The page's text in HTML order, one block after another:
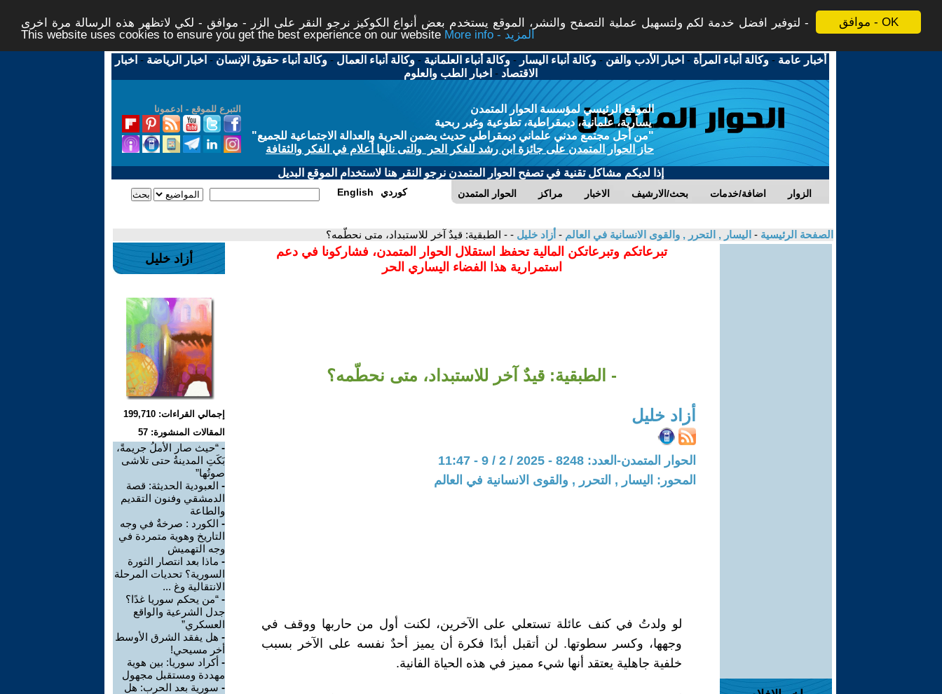
موافق - OK
لتوفير افضل خدمة لكم ولتسهيل عملية التصفح والنشر، الموقع يستخدم بعض أنواع الكوكيز نرجو النقر على الزر - موافق - لكي لاتظهر هذه الرسالة مرة اخرى -
This website uses cookies to ensure you get the best experience on our website
More info - المزيد
أخبار عامة -وكالة أنباء المرأة - اخبار الأدب والفن -وكالة أنباء اليسار -وكالة أنباء العلمانية -وكالة أنباء العمال -وكالة أنباء حقوق الإنسان - اخبار الرياضة - اخبار
الاقتصاد - اخبار الطب والعلوم
التبرع للموقع - ادعمونا
الموقع الرئيسي لمؤسسة الحوار المتمدن
يسارية، علمانية، ديمقراطية، تطوعية وغير ربحية
"من أجل مجتمع مدني علماني ديمقراطي حديث يضمن الحرية والعدالة الاجتماعية للجميع"
حاز الحوار المتمدن على جائزة ابن رشد للفكر الحر والتى نالها أعلام في الفكر والثقافة
إذا لديكم مشاكل تقنية في تصفح الحوار المتمدن نرجو النقر هنا لاستخدام الموقع البديل
الحوار المتمدن مراكز الاخبار بحث/الارشيف اضافة/خدمات الزوار English كوردي
الصفحة الرئيسية - اليسار , التحرر , والقوى الانسانية في العالم - أزاد خليل - - الطبقية: قيدٌ آخر للاستبداد، متى نحطّمه؟
تبرعاتكم وتبرعاتكن المالية تحفظ استقلال الحوار المتمدن، فشاركونا في دعم
استمرارية هذا الفضاء اليساري الحر
- الطبقية: قيدٌ آخر للاستبداد، متى نحطّمه؟
أزاد خليل
الحوار المتمدن-العدد: 8248 - 2025 / 2 / 9 - 11:47
المحور: اليسار , التحرر , والقوى الانسانية في العالم
لو ولدتُ في كنف عائلة تستعلي على الآخرين، لكنت أول من حاربها ووقف في
وجهها، وكسر سطوتها. لن أتقبل أبدًا فكرة أن يميز أحدٌ نفسه على الآخر بسبب
خلفية جاهلية يعتقد أنها شيء مميز في هذه الحياة الفانية.
أزاد خليل
إجمالي القراءات: 199,710
المقالات المنشورة: 57
- “حيث صار الأملُ جريمةً،
بَكَتِ المدينةُ حتى تلاشى
صوتُها”
- العبودية الحديثة: قصة
الدمشقي وفنون التقديم
والطاعة
- الكورد : صرخةٌ في وجه
التاريخ وهوية متمردة في
وجه التهميش
- ماذا بعد انتصار الثورة
السورية؟ تحديات المرحلة
الانتقالية وغ ...
- “من يحكم سوريا غدًا؟
جدل الشرعية والواقع
العسكري”
- هل يفقد الشرق الأوسط
أخر مسيحي!
- أكراد سوريا: بين هوية
مهددة ومستقبل مجهول
- سورية بعد الحرب: هل